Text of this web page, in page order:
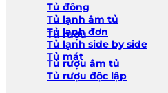
Tủ đông
Tủ lạnh âm tủ
Tủ lạnh đơn
Tủ lạnh side by side
Tủ mát
Tủ rượu
Tủ rượu âm tủ
Tủ rượu độc lập